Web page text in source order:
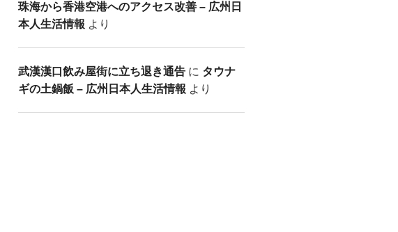
珠海から香港空港へのアクセス改善 – 広州日
本人生活情報 より
武漢漢口飲み屋街に立ち退き通告に タウナ
ギの土鍋飯 – 広州日本人生活情報 より